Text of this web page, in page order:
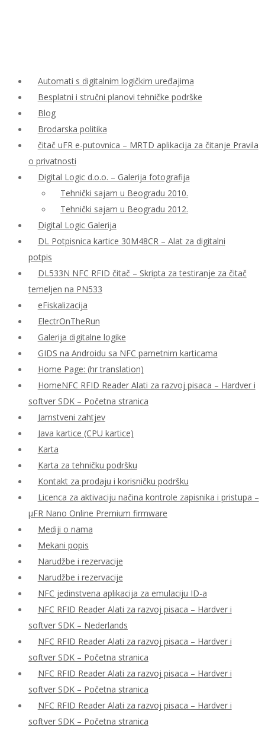
Automati s digitalnim logičkim uređajima
Besplatni i stručni planovi tehničke podrške
Blog
Brodarska politika
čitač uFR e-putovnica – MRTD aplikacija za čitanje Pravila
o privatnosti
Digital Logic d.o.o. – Galerija fotografija
Tehnički sajam u Beogradu 2010.
Tehnički sajam u Beogradu 2012.
Digital Logic Galerija
DL Potpisnica kartice 30M48CR – Alat za digitalni
potpis
DL533N NFC RFID čitač – Skripta za testiranje za čitač
temeljen na PN533
eFiskalizacija
ElectrOnTheRun
Galerija digitalne logike
GIDS na Androidu sa NFC pametnim karticama
Home Page: (hr translation)
HomeNFC RFID Reader Alati za razvoj pisaca – Hardver i
softver SDK – Početna stranica
Jamstveni zahtjev
Java kartice (CPU kartice)
Karta
Karta za tehničku podršku
Kontakt za prodaju i korisničku podršku
Licenca za aktivaciju načina kontrole zapisnika i pristupa –
μFR Nano Online Premium firmware
Mediji o nama
Mekani popis
Narudžbe i rezervacije
Narudžbe i rezervacije
NFC jedinstvena aplikacija za emulaciju ID-a
NFC RFID Reader Alati za razvoj pisaca – Hardver i
softver SDK – Nederlands
NFC RFID Reader Alati za razvoj pisaca – Hardver i
softver SDK – Početna stranica
NFC RFID Reader Alati za razvoj pisaca – Hardver i
softver SDK – Početna stranica
NFC RFID Reader Alati za razvoj pisaca – Hardver i
softver SDK – Početna stranica